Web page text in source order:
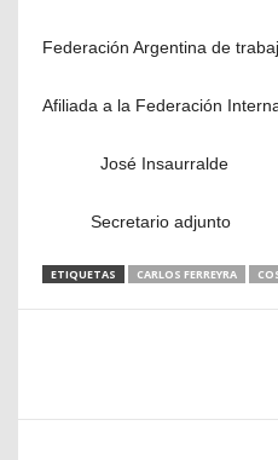
Federación Argentina de
Afiliada a la Federación
José Insaurralde
Secretario adjunto
ETIQUETAS CARLOS FERREYRA